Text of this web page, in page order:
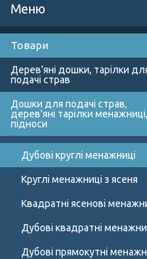
Товари
Дерев'яні дошки, тарілки
подачі страв
Дошки для подачі страв,
дерев'яні тарілки менажниці,
підноси
Дубові круглі менажниці
Круглі менажниці з ясеня
Квадратні ясенові
Дубові квадратні
Дубові прямокутні